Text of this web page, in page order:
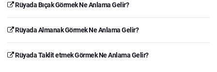
Rüyada Bıçak Görmek Ne Anlama Gelir?
Rüyada Almanak Görmek Ne Anlama Gelir?
Rüyada Taklit etmek Görmek Ne Anlama Gelir?